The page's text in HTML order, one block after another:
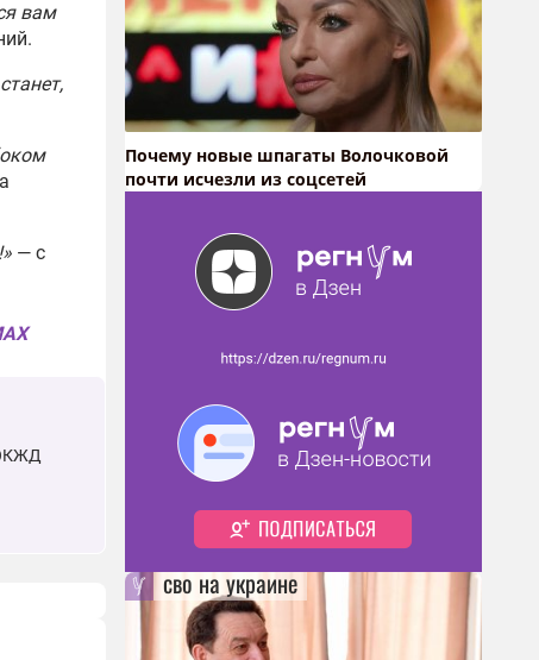
вам
— с
Почему новые шпагаты Волочковой
почти исчезли из соцсетей
сво на украине